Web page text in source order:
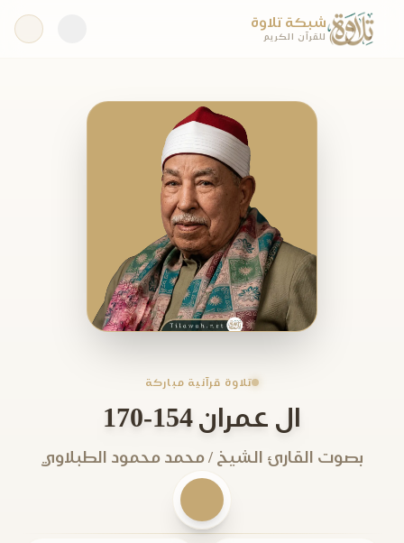
شبكة تلاوة
للقرآن الكريم
تلاوة قرآنية مباركة
ال عمران 154-170
بصوت القارئ الشيخ / محمد محمود الطبلاوي